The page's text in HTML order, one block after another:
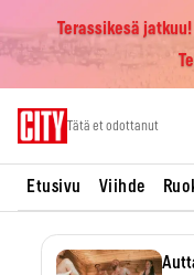
Terassikesä
Tätä et odottanut
Etusivu Viihde